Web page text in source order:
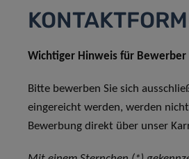
Wichtiger Hinweis für Bewerber
Bitte bewerben Sie sich
eingereicht werden, werden
Bewerbung direkt über unser